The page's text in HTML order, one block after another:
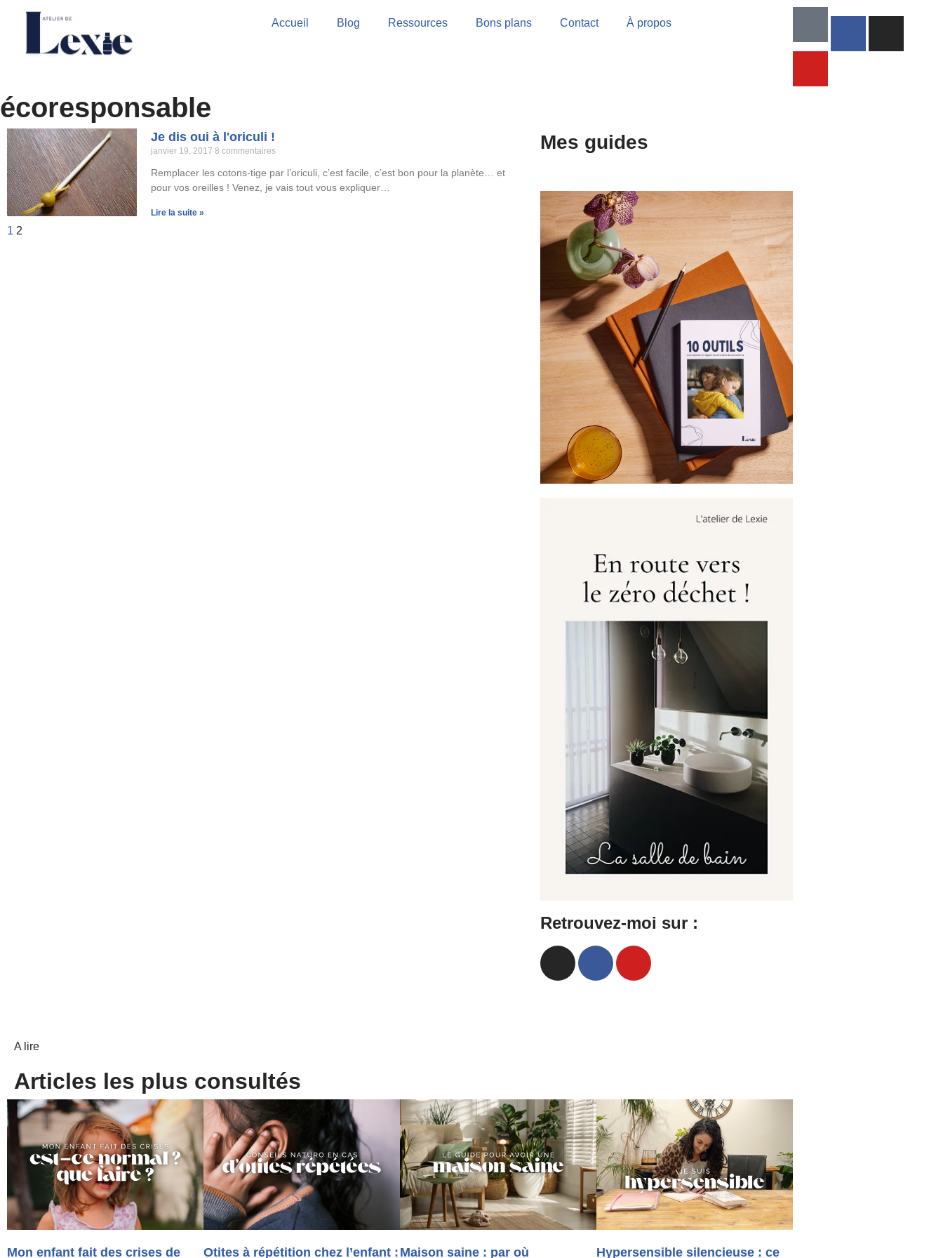
Accueil Blog Ressources Bons plans Contact À propos
écoresponsable
Je dis oui à l'oriculi !
janvier 19, 2017 8 commentaires
Remplacer les cotons-tige par l’oriculi, c’est facile, c’est bon pour la planète… et
pour vos oreilles ! Venez, je vais tout vous expliquer…
Lire la suite »
1 2
Mes guides
Retrouvez-moi sur :
A lire
Articles les plus consultés
Mon enfant fait des crises de Otites à répétition chez l’enfant : Maison saine : par où Hypersensible silencieuse : ce